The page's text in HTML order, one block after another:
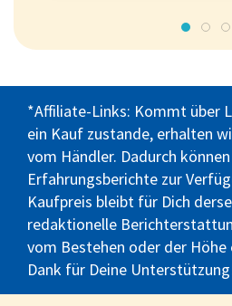
*Affiliate-Links: Kommt über
ein Kauf zustande, erhalten
vom Händler. Dadurch
Erfahrungsberichte zur
Kaufpreis bleibt für Dich
redaktionelle
vom Bestehen oder der Höhe
Dank für Deine